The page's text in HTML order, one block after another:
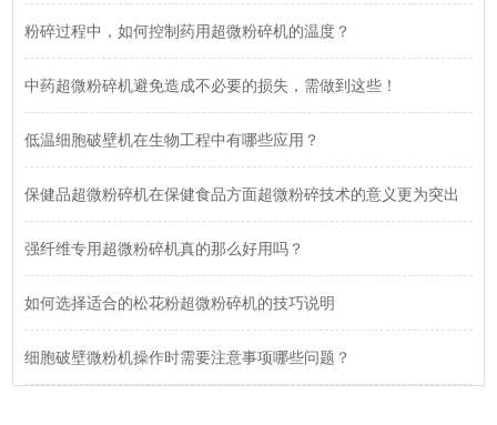
粉碎过程中，如何控制药用超微粉碎机的温度？
中药超微粉碎机避免造成不必要的损失，需做到这些！
低温细胞破壁机在生物工程中有哪些应用？
保健品超微粉碎机在保健食品方面超微粉碎技术的意义更为突出
强纤维专用超微粉碎机真的那么好用吗？
如何选择适合的松花粉超微粉碎机的技巧说明
细胞破壁微粉机操作时需要注意事项哪些问题？